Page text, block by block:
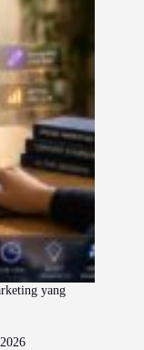
yang